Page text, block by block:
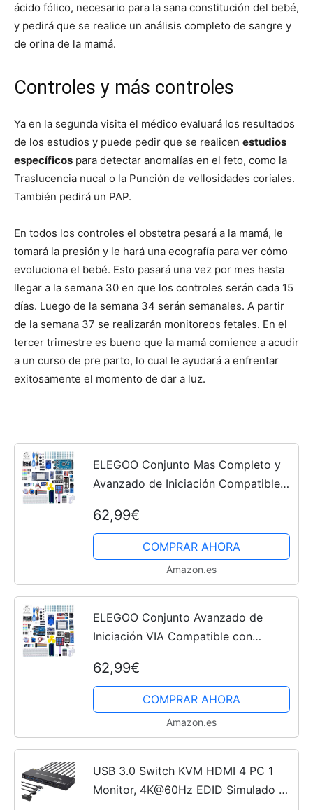
ácido fólico, necesario para la sana constitución del bebé,
y pedirá que se realice un análisis completo de sangre y
de orina de la mamá.
Controles y más controles
Ya en la segunda visita el médico evaluará los resultados
de los estudios y puede pedir que se realicen estudios
específicos para detectar anomalías en el feto, como la
Traslucencia nucal o la Punción de vellosidades coriales.
También pedirá un PAP.
En todos los controles el obstetra pesará a la mamá, le
tomará la presión y le hará una ecografía para ver cómo
evoluciona el bebé. Esto pasará una vez por mes hasta
llegar a la semana 30 en que los controles serán cada 15
días. Luego de la semana 34 serán semanales. A partir
de la semana 37 se realizarán monitoreos fetales. En el
tercer trimestre es bueno que la mamá comience a acudir
a un curso de pre parto, lo cual le ayudará a enfrentar
exitosamente el momento de dar a luz.
ELEGOO Conjunto Mas Completo y
Avanzado de Iniciación Compatible
Guías Tutorial en Español y Conjunto
con Placa Controladora...
62,99€
COMPRAR AHORA
Amazon.es
ELEGOO Conjunto Avanzado de
Iniciación VIA Compatible con
y UNO R3 Placa, Relé, Modulo de
Fuente de Alimentación, Motor...
62,99€
COMPRAR AHORA
Amazon.es
USB 3.0 Switch KVM HDMI 4 PC 1
Monitor, 4K@60Hz EDID Simulado 4